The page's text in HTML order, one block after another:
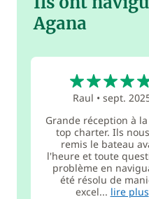
Agana
Raul •sept.
Grande réception à
top charter. Ils
remis le bateau
l'heure et toute
problème en
été résolu de
excel... lire plus